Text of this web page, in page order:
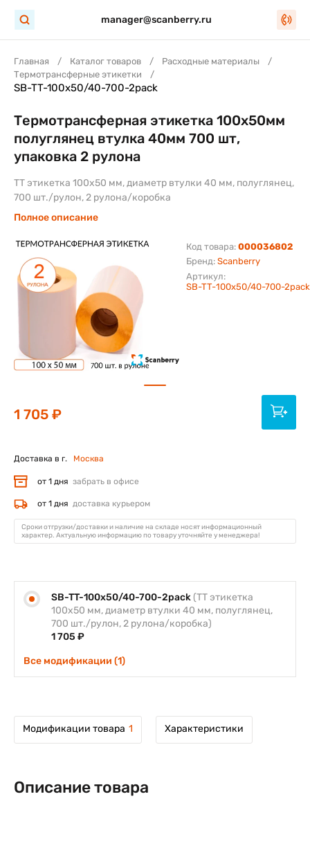
manager@scanberry.ru
Главная Каталог товаров
Расходные материалы
Термотрансферные этикетки
SB-TT-100x50/40-700-2pack
Бренд: Scanberry
Код товара: 000036802
Артикул:
SB-TT-100x50/40-700-2pack
Термотрансферная этикетка 100х50мм
полуглянец втулка 40мм 700 шт,
упаковка 2 рулона
TT этикетка 100х50 мм, диаметр втулки 40 мм, полуглянец,
700 шт./рулон, 2 рулона/коробка
Полное описание
SB-TT-100x50/40-700-2pack (TT этикетка
100х50 мм, диаметр втулки 40 мм, полуглянец,
700 шт./рулон, 2 рулона/коробка)
1 705 ₽
Все модификации (1)
1 705 ₽
Доставка в г. Москва
от 1 дня забрать в офисе
от 1 дня доставка курьером
Сроки отгрузки/доставки и наличие на складе носят информационный
характер. Актуальную информацию по товару уточняйте у менеджера!
Модификации товара 1 Характеристики
Описание товара